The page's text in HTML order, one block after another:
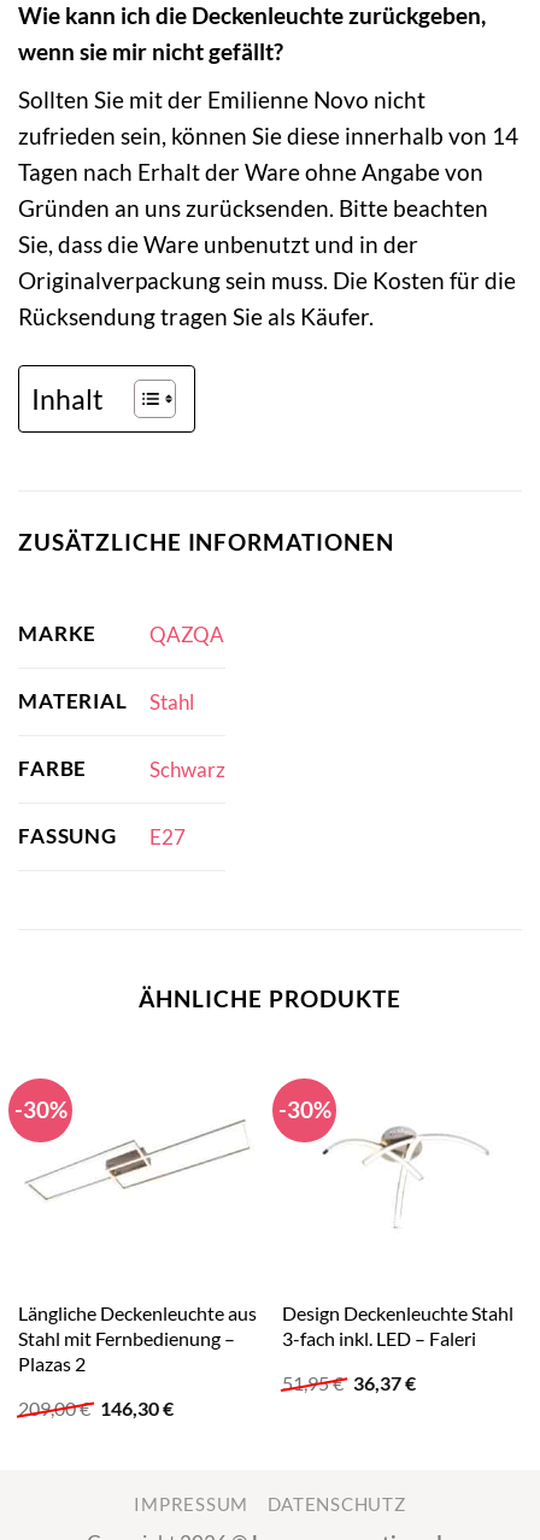
Wie kann ich die Deckenleuchte zurückgeben,
wenn sie mir nicht gefällt?
Sollten Sie mit der Emilienne Novo nicht
zufrieden sein, können Sie diese innerhalb von 14
Tagen nach Erhalt der Ware ohne Angabe von
Gründen an uns zurücksenden. Bitte beachten
Sie, dass die Ware unbenutzt und in der
Originalverpackung sein muss. Die Kosten für die
Rücksendung tragen Sie als Käufer.
Inhalt
ZUSÄTZLICHE INFORMATIONEN
MARKE QAZQA
MATERIAL Stahl
FARBE Schwarz
FASSUNG E27
ÄHNLICHE PRODUKTE
-30%
Längliche Deckenleuchte aus
Stahl mit Fernbedienung –
Plazas 2
209,00€ Ursprünglicher
146,30€Aktueller
-30%
Design Deckenleuchte Stahl
3-fach inkl. LED – Faleri
51,95€ Ursprünglicher
36,37€Aktueller
IMPRESSUM DATENSCHUTZ